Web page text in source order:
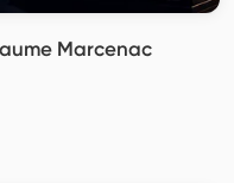
Marcenac